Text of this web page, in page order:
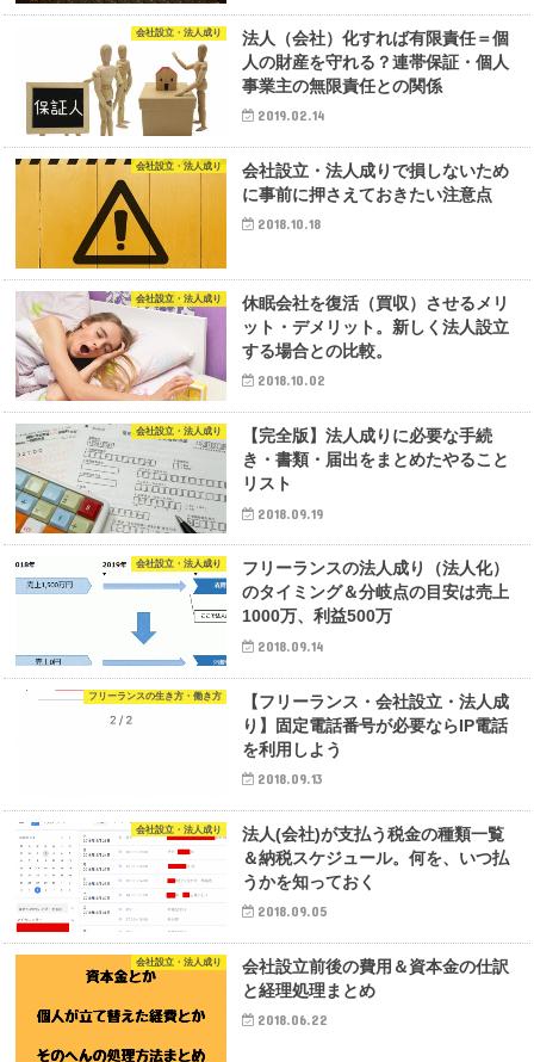
会社設立・法人成り
法人（会社）化すれば有限責任＝個
人の財産を守れる？連帯保証・個人
事業主の無限責任との関係
2019.02.14
会社設立・法人成り
会社設立・法人成りで損しないため
に事前に押さえておきたい注意点
2018.10.18
会社設立・法人成り
休眠会社を復活（買収）させるメリ
ット・デメリット。新しく法人設立
する場合との比較。
2018.10.02
会社設立・法人成り
【完全版】法人成りに必要な手続
き・書類・届出をまとめたやること
リスト
2018.09.19
会社設立・法人成り
フリーランスの法人成り（法人化）
のタイミング＆分岐点の目安は売上
1000万、利益500万
2018.09.14
フリーランスの生き方・働き方
【フリーランス・会社設立・法人成
り】固定電話番号が必要ならIP電話
を利用しよう
2018.09.13
会社設立・法人成り
法人(会社)が支払う税金の種類一覧
＆納税スケジュール。何を、いつ払
うかを知っておく
2018.09.05
会社設立・法人成り
会社設立前後の費用＆資本金の仕訳
と経理処理まとめ
2018.06.22